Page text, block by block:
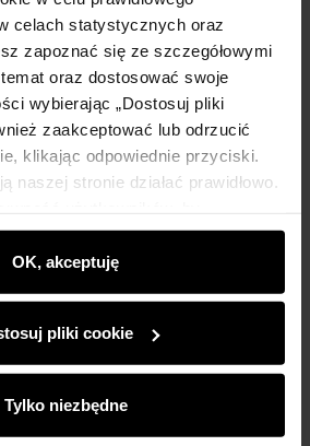
celach statystycznych oraz
zapoznać się ze szczegółowymi
oraz dostosować swoje
wybierając „Dostosuj pliki
zaakceptować lub odrzucić
klikając odpowiednie przyciski.
naszej stronie działać prawidłowo.
do ich preferencji treści,
reklamowe informujące o
w e-sklepie. Informacje o tym,
reklamowym i
mogą połączyć te informacje z
z ich usług.
OK, akceptuję
pliki cookie
Tylko niezbędne
NEW20